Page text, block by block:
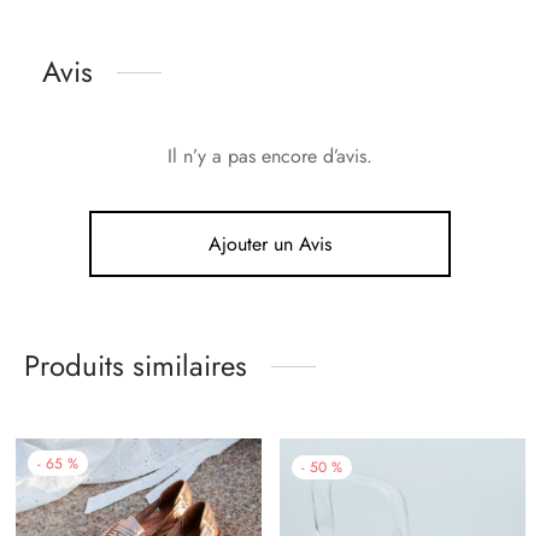
Avis
Il n’y a pas encore d’avis.
Ajouter un Avis
Produits similaires
- 65 % - 50 %